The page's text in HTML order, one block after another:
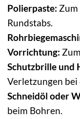
Polierpaste:
Rundstabs.
Vorrichtung:
Schutzbrille und
Verletzungen
Schneidöl oder
beim Bohren.